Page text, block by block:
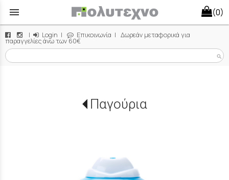
menu (0)
| Login | Επικοινωνία | Δωρεάν μεταφορικά για
παραγγελίες άνω των 60€
search
Παγούρια